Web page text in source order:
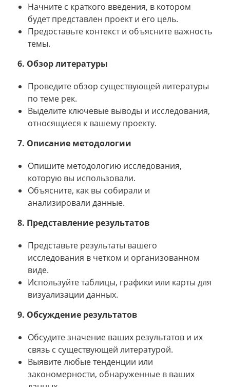
Начните с краткого введения, в котором
будет представлен проект и его цель.
Предоставьте контекст и объясните важность
темы.
6. Обзор литературы
Проведите обзор существующей литературы
по теме рек.
Выделите ключевые выводы и исследования,
относящиеся к вашему проекту.
7. Описание методологии
Опишите методологию исследования,
которую вы использовали.
Объясните, как вы собирали и
анализировали данные.
8. Представление результатов
Представьте результаты вашего
исследования в четком и организованном
виде.
Используйте таблицы, графики или карты для
визуализации данных.
9. Обсуждение результатов
Обсудите значение ваших результатов и их
связь с существующей литературой.
Выявите любые тенденции или
закономерности, обнаруженные в ваших